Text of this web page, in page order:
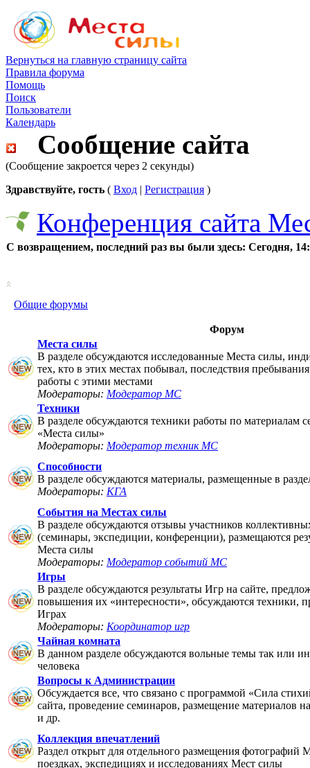
Вернуться на главную страницу сайта
Правила форума
Помощь
Поиск
Пользователи
Календарь
Сообщение сайта
(Сообщение закроется через 2 секунды)
Здравствуйте, гость ( Вход | Регистрация )
Конференция сайта
С возвращением, последний раз вы были здесь: Сегодня,
Общие форумы
Форум
Места силы
В разделе обсуждаются исследованные Места силы,
тех, кто в этих местах побывал, последствия
работы с этими местами
Модераторы: Модератор МС
Техники
В разделе обсуждаются техники работы по материалам
«Места силы»
Модераторы: Модератор техник МС
Способности
В разделе обсуждаются материалы, размещенные в
Модераторы: КГА
События на Местах силы
В разделе обсуждаются отзывы участников
(семинары, экспедиции, конференции), размещаются
Места силы
Модераторы: Модератор событий МС
Игры
В разделе обсуждаются результаты Игр на сайте,
повышения их «интересности», обсуждаются техники,
Играх
Модераторы: Координатор игр
Чайная комната
В данном разделе обсуждаются вольные темы так или
человека
Вопросы к Администрации
Обсуждается все, что связано с программой «Сила
сайта, проведение семинаров, размещение материалов
и др.
Коллекция впечатлений
Раздел открыт для отдельного размещения фотографий
поездках, экспедициях и исследованиях Мест силы